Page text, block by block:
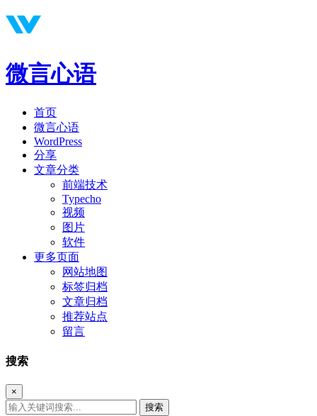
微言心语
首页
微言心语
WordPress
分享
文章分类
前端技术
Typecho
视频
图片
软件
更多页面
网站地图
标签归档
文章归档
推荐站点
留言
搜索
×
搜索